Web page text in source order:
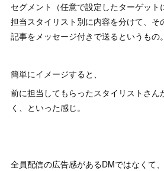
セグメント（任意で設定したターゲッ
担当スタイリスト別に内容を分けて、そ
記事をメッセージ付きで送るというもの。
簡単にイメージすると、
前に担当してもらったスタイリストさん
く、といった感じ。
全員配信の広告感があるDMではなくて